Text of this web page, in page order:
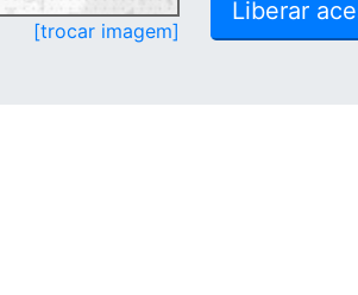
[trocar imagem]